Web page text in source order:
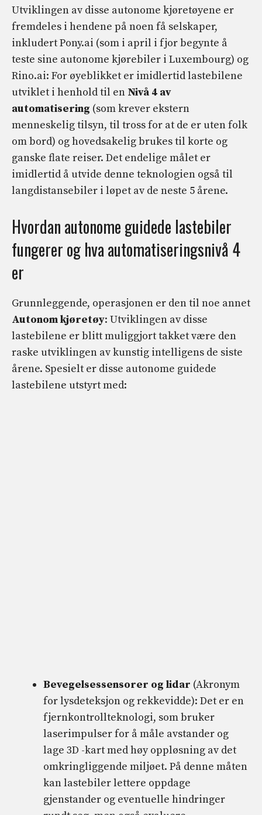
Utviklingen av disse autonome kjøretøyene er
fremdeles i hendene på noen få selskaper,
inkludert Pony.ai (som i april i fjor begynte å
teste sine autonome kjørebiler i Luxembourg) og
Rino.ai: For øyeblikket er imidlertid lastebilene
utviklet i henhold til en Nivå 4 av
automatisering (som krever ekstern
menneskelig tilsyn, til tross for at de er uten folk
om bord) og hovedsakelig brukes til korte og
ganske flate reiser. Det endelige målet er
imidlertid å utvide denne teknologien også til
langdistansebiler i løpet av de neste 5 årene.
Hvordan autonome guidede lastebiler
fungerer og hva automatiseringsnivå 4
er
Grunnleggende, operasjonen er den til noe annet
Autonom kjøretøy: Utviklingen av disse
lastebilene er blitt muliggjort takket være den
raske utviklingen av kunstig intelligens de siste
årene. Spesielt er disse autonome guidede
lastebilene utstyrt med:
Bevegelsessensorer og lidar (Akronym
for lysdeteksjon og rekkevidde): Det er en
fjernkontrollteknologi, som bruker
laserimpulser for å måle avstander og
lage 3D -kart med høy oppløsning av det
omkringliggende miljøet. På denne måten
kan lastebiler lettere oppdage
gjenstander og eventuelle hindringer